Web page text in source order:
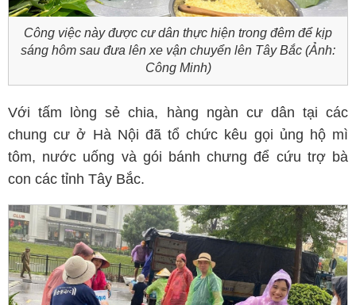
Công việc này được cư dân thực hiện trong đêm để kịp
sáng hôm sau đưa lên xe vận chuyển lên Tây Bắc (Ảnh:
Công Minh)
Với tấm lòng sẻ chia, hàng ngàn cư dân tại các
chung cư ở Hà Nội đã tổ chức kêu gọi ủng hộ mì
tôm, nước uống và gói bánh chưng để cứu trợ bà
con các tỉnh Tây Bắc.